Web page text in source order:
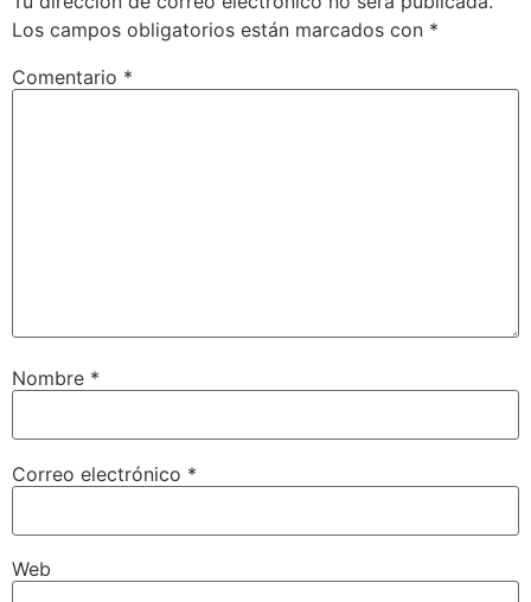
Los campos obligatorios están marcados con *
Comentario *
Nombre *
Correo electrónico *
Web